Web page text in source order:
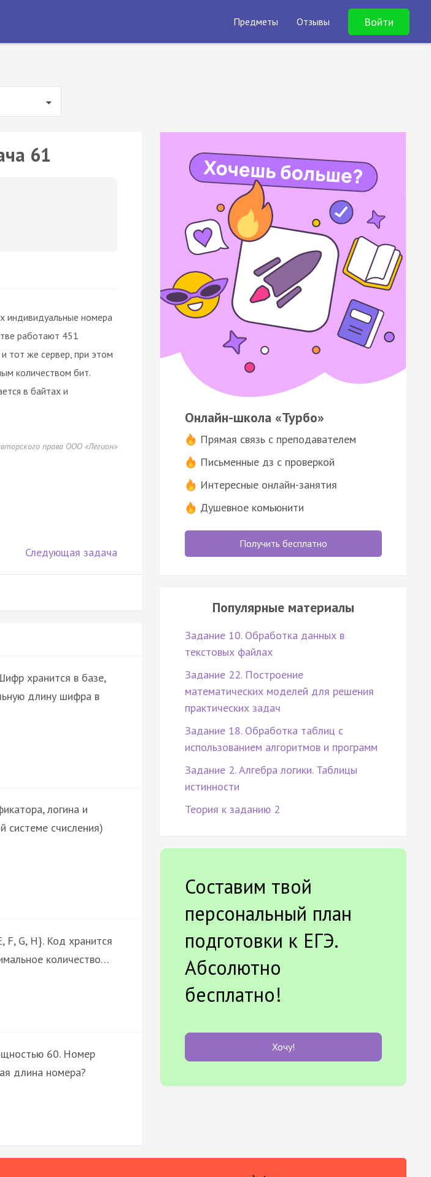
Предметы Отзывы Войти
61
индивидуальные номера
работают 451
тот же сервер, при этом
количеством бит.
в байтах и
права ООО «Легион»
Следующая задача
хранится в базе,
длину шифра в
логина и
системе счисления)
F, G, H}. Код хранится
количество…
60. Номер
длина номера?
Онлайн-школа «Турбо»
Прямая связь с преподавателем
Письменные дз с проверкой
Интересные онлайн-занятия
Душевное комьюнити
Получить бесплатно
Популярные материалы
Задание 10. Обработка данных в
текстовых файлах
Задание 22. Построение
математических моделей для решения
практических задач
Задание 18. Обработка таблиц с
использованием алгоритмов и программ
Задание 2. Алгебра логики. Таблицы
истинности
Теория к заданию 2
Составим твой
персональный план
подготовки к ЕГЭ.
Абсолютно
бесплатно!
Хочу!